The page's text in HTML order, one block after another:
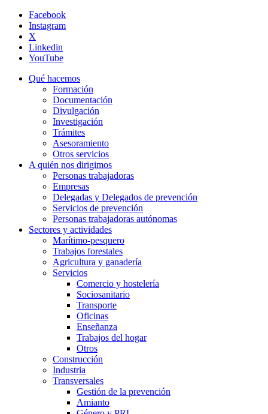
Facebook
Instagram
X
Linkedin
YouTube
Qué hacemos
Formación
Documentación
Divulgación
Investigación
Trámites
Asesoramiento
Otros servicios
A quién nos dirigimos
Personas trabajadoras
Empresas
Delegadas y Delegados de prevención
Servicios de prevención
Personas trabajadoras autónomas
Sectores y actividades
Marítimo-pesquero
Trabajos forestales
Agricultura y ganadería
Servicios
Comercio y hostelería
Sociosanitario
Transporte
Oficinas
Enseñanza
Trabajos del hogar
Otros
Construcción
Industria
Transversales
Gestión de la prevención
Amianto